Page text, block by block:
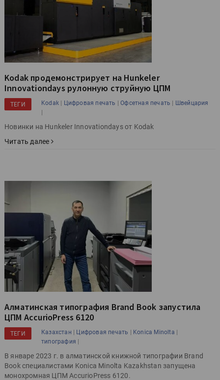
Kodak продемонстрирует на Hunkeler
Innovationdays рулонную струйную ЦПМ
ТЕГИ Kodak | Цифровая печать |Офсетная печать | Швейцария
|
Новинки на Hunkeler Innovationdays от Kodak
Читать далее
Алматинская типография Brand Book запустила
ЦПМ AccurioPress 6120
ТЕГИ Казахстан | Цифровая печать | Konica Minolta |
типография |
В январе 2023 г. в алматинской книжной типографии Brand
Book специалистами Konica Minolta Kazakhstan запущена
монохромная ЦПМ AccurioPress 6120.